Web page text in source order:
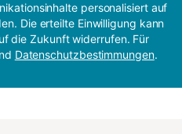
personalisiert auf
Die erteilte Einwilligung kann
die Zukunft widerrufen. Für
Datenschutzbestimmungen.